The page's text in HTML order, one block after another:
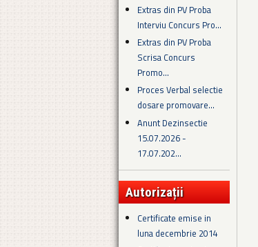
Extras din PV Proba
Interviu Concurs Pro...
Extras din PV Proba
Scrisa Concurs
Promo...
Proces Verbal selectie
dosare promovare...
Anunt Dezinsectie
15.07.2026 -
17.07.202...
Autorizații
Certificate emise in
luna decembrie 2014